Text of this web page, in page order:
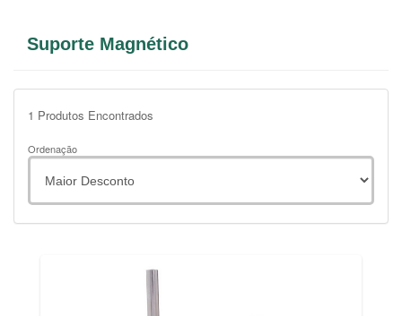
Suporte Magnético
1 Produtos Encontrados
Ordenação